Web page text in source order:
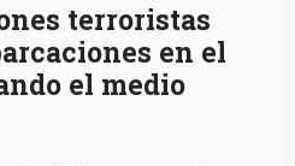
terroristas
en el
el medio